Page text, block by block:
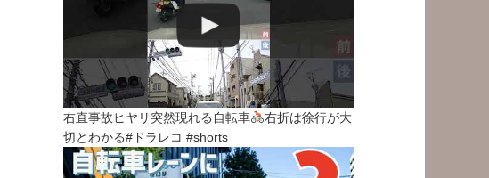
右直事故ヒヤリ突然現れる自転車
右折は徐行が大
切とわかる#ドラレコ #shorts